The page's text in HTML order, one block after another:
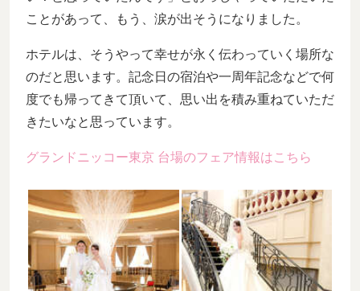
ことがあって、もう、涙が出そうになりました。
ホテルは、そうやって幸せが永く伝わっていく場所な
のだと思います。記念日の宿泊や一周年記念などで何
度でも帰ってきて頂いて、思い出を積み重ねていただ
きたいなと思っています。
グランドニッコー東京 台場のフェア情報はこちら